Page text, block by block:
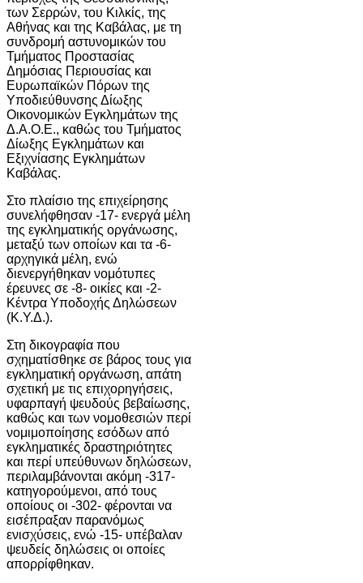
των Σερρών, του Κιλκίς, της
Αθήνας και της Καβάλας, με τη
συνδρομή αστυνομικών του
Τμήματος Προστασίας
Δημόσιας Περιουσίας και
Ευρωπαϊκών Πόρων της
Υποδιεύθυνσης Δίωξης
Οικονομικών Εγκλημάτων της
Δ.Α.Ο.Ε., καθώς του Τμήματος
Δίωξης Εγκλημάτων και
Εξιχνίασης Εγκλημάτων
Καβάλας.
Στο πλαίσιο της επιχείρησης
συνελήφθησαν -17- ενεργά μέλη
της εγκληματικής οργάνωσης,
μεταξύ των οποίων και τα -6-
αρχηγικά μέλη, ενώ
διενεργήθηκαν νομότυπες
έρευνες σε -8- οικίες και -2-
Κέντρα Υποδοχής Δηλώσεων
(Κ.Υ.Δ.).
Στη δικογραφία που
σχηματίσθηκε σε βάρος τους για
εγκληματική οργάνωση, απάτη
σχετική με τις επιχορηγήσεις,
υφαρπαγή ψευδούς βεβαίωσης,
καθώς και των νομοθεσιών περί
νομιμοποίησης εσόδων από
εγκληματικές δραστηριότητες
και περί υπεύθυνων δηλώσεων,
περιλαμβάνονται ακόμη -317-
κατηγορούμενοι, από τους
οποίους οι -302- φέρονται να
εισέπραξαν παρανόμως
ενισχύσεις, ενώ -15- υπέβαλαν
ψευδείς δηλώσεις οι οποίες
απορρίφθηκαν.